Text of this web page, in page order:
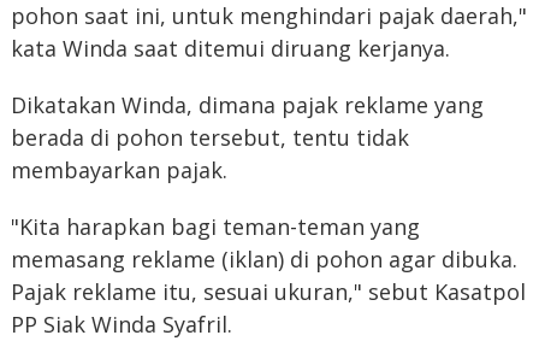
pohon saat ini, untuk menghindari pajak daerah,"
kata Winda saat ditemui diruang kerjanya.
Dikatakan Winda, dimana pajak reklame yang
berada di pohon tersebut, tentu tidak
membayarkan pajak.
"Kita harapkan bagi teman-teman yang
memasang reklame (iklan) di pohon agar dibuka.
Pajak reklame itu, sesuai ukuran," sebut Kasatpol
PP Siak Winda Syafril.